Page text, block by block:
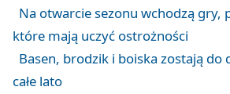
Na otwarcie sezonu wchodzą gry,
które mają uczyć ostrożności
Basen, brodzik i boiska zostają do
całe lato